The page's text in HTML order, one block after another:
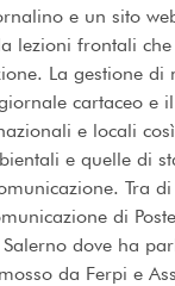
e un sito
lezioni frontali
La gestione di
cartaceo e
e locali
e quelle di
Tra di
di
dove ha
da Ferpi e